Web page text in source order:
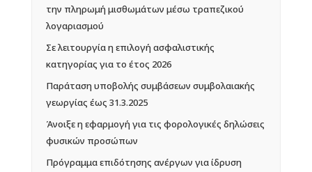
την πληρωμή μισθωμάτων μέσω τραπεζικού
λογαριασμού
Σε λειτουργία η επιλογή ασφαλιστικής
κατηγορίας για το έτος 2026
Παράταση υποβολής συμβάσεων συμβολαιακής
γεωργίας έως 31.3.2025
Άνοιξε η εφαρμογή για τις φορολογικές δηλώσεις
φυσικών προσώπων
Πρόγραμμα επιδότησης ανέργων για ίδρυση